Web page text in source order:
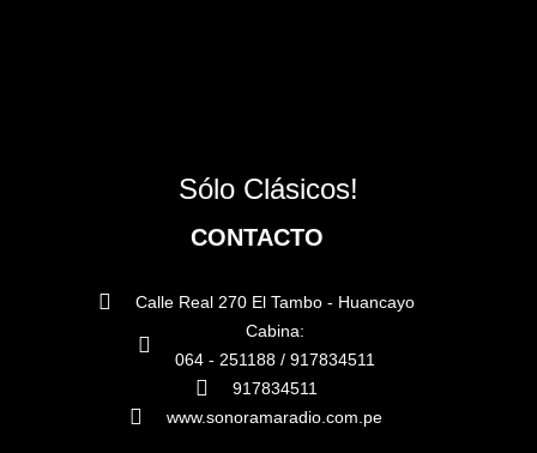
Sólo Clásicos!
CONTACTO
Calle Real 270 El Tambo - Huancayo
Cabina:
064 - 251188 / 917834511
917834511
www.sonoramaradio.com.pe